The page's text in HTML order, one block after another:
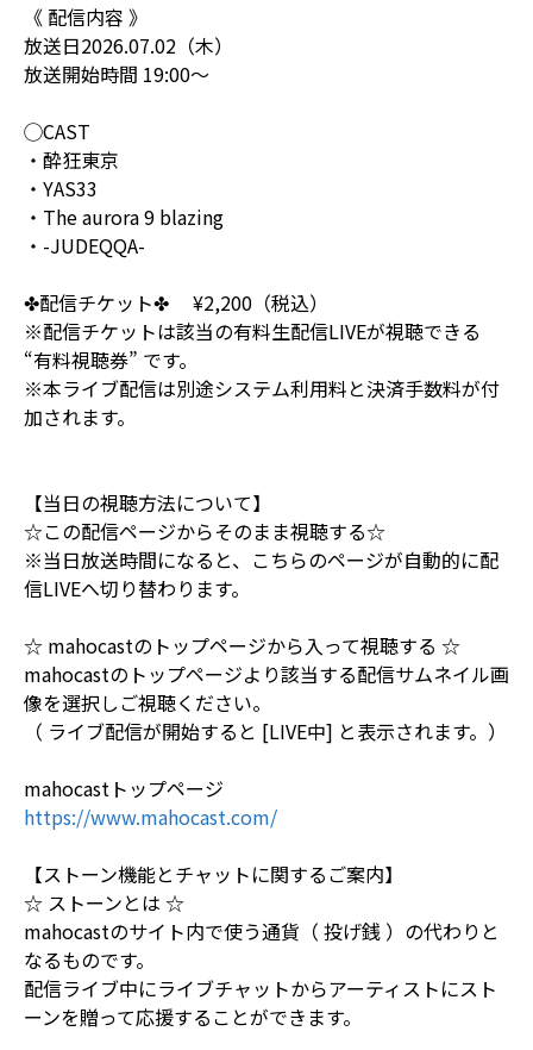
《 配信内容 》
放送日2026.07.02（木）
放送開始時間 19:00〜
◯CAST
・酔狂東京
・YAS33
・The aurora 9 blazing
・-JUDEQQA-
✤配信チケット✤ ¥2,200（税込）
※配信チケットは該当の有料生配信LIVEが視聴できる
“有料視聴券” です。
※本ライブ配信は別途システム利用料と決済手数料が付
加されます。
【当日の視聴方法について】
☆この配信ページからそのまま視聴する☆
※当日放送時間になると、こちらのページが自動的に配
信LIVEへ切り替わります。
☆ mahocastのトップページから入って視聴する ☆
mahocastのトップページより該当する配信サムネイル画
像を選択しご視聴ください。
（ ライブ配信が開始すると [LIVE中] と表示されます。）
mahocastトップページ
https://www.mahocast.com/
【ストーン機能とチャットに関するご案内】
☆ ストーンとは ☆
mahocastのサイト内で使う通貨（ 投げ銭 ）の代わりと
なるものです。
配信ライブ中にライブチャットからアーティストにスト
ーンを贈って応援することができます。